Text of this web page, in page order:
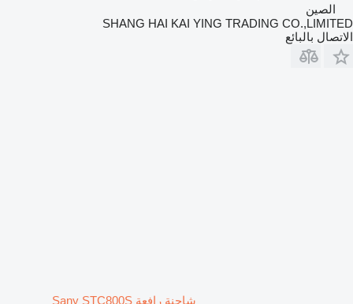
الصين
SHANG HAI KAI YING TRADING CO.,LIMITED
الاتصال بالبائع
شاحنة رافعة Sany STC800S